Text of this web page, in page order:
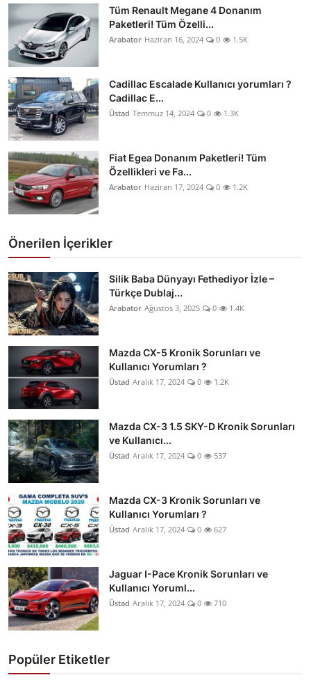
Tüm Renault Megane 4 Donanım
Paketleri! Tüm Özelli...
Arabator Haziran 16, 2024 0 1.5K
Cadillac Escalade Kullanıcı yorumları ?
Cadillac E...
Üstad Temmuz 14, 2024 0 1.3K
Fiat Egea Donanım Paketleri! Tüm
Özellikleri ve Fa...
Arabator Haziran 17, 2024 0 1.2K
Önerilen İçerikler
Silik Baba Dünyayı Fethediyor İzle –
Türkçe Dublaj...
Arabator Ağustos 3, 2025 0 1.4K
Mazda CX-5 Kronik Sorunları ve
Kullanıcı Yorumları ?
Üstad Aralık 17, 2024 0 1.2K
Mazda CX-3 1.5 SKY-D Kronik Sorunları
ve Kullanıcı...
Üstad Aralık 17, 2024 0 537
Mazda CX-3 Kronik Sorunları ve
Kullanıcı Yorumları ?
Üstad Aralık 17, 2024 0 627
Jaguar I-Pace Kronik Sorunları ve
Kullanıcı Yoruml...
Üstad Aralık 17, 2024 0 710
Popüler Etiketler